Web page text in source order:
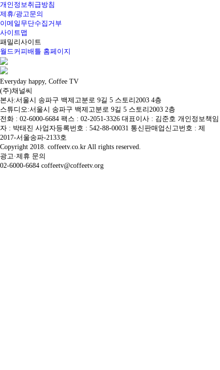
개인정보취급방침
제휴/광고문의
이메일무단수집거부
사이트맵
패밀리사이트
월드커피배틀 홈페이지
Everyday happy, Coffee TV
(주)채널씨
본사:서울시 송파구 백제고분로 9길 5 스토리2003 4층
스튜디오:서울시 송파구 백제고분로 9길 5 스토리2003 2층
전화 : 02-6000-6684 팩스 : 02-2051-3326 대표이사 : 김준호 개인정보책임
자 : 박태진 사업자등록번호 : 542-88-00031 통신판매업신고번호 : 제
2017-서울송파-2133호
Copyright 2018. coffeetv.co.kr All rights reserved.
광고·제휴 문의
02-6000-6684 coffeetv@coffeetv.org